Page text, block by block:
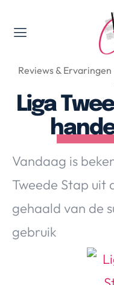
Valerie's Topics
Lifestyle,
Reviews & Ervaringen
Liga
Vandaag is
Tweede Stap uit
gehaald van de
gebruik